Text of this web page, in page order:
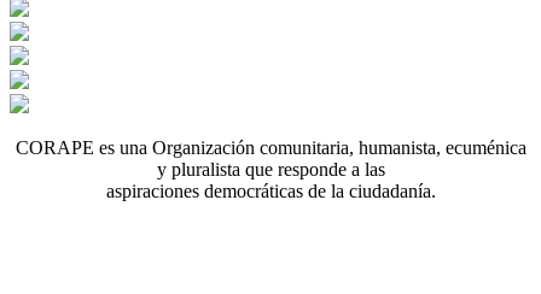
CORAPE es una Organización comunitaria, humanista, ecuménica
y pluralista que responde a las
aspiraciones democráticas de la ciudadanía.